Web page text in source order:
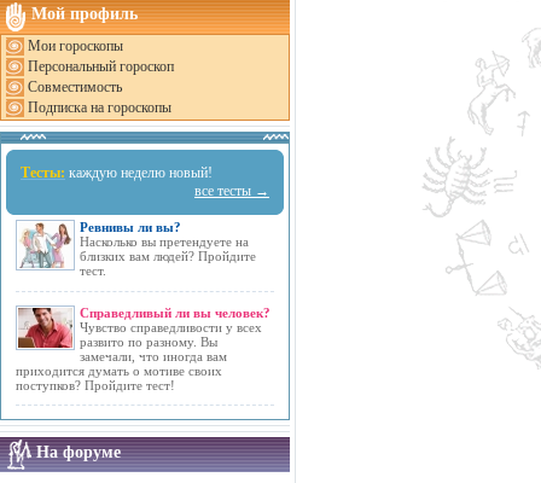
Мой профиль
Мои гороскопы
Персональный гороскоп
Совместимость
Подписка на гороскопы
Тесты: каждую неделю новый!
все тесты →
Ревнивы ли вы?
Насколько вы претендуете на
близких вам людей? Пройдите
тест.
Справедливый ли вы человек?
Чувство справедливости у всех
развито по разному. Вы
замечали, что иногда вам
приходится думать о мотиве своих
поступков? Пройдите тест!
На форуме